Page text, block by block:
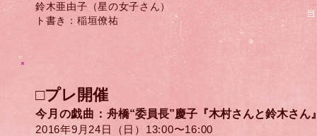
鈴木亜由子（星の女子さん）
ト書き：稲垣僚祐
​□プレ開催
今月の戯曲： 舟橋“委員長”慶子『木村さんと鈴木さん
2016年9月24日（日）​13:00〜16:00